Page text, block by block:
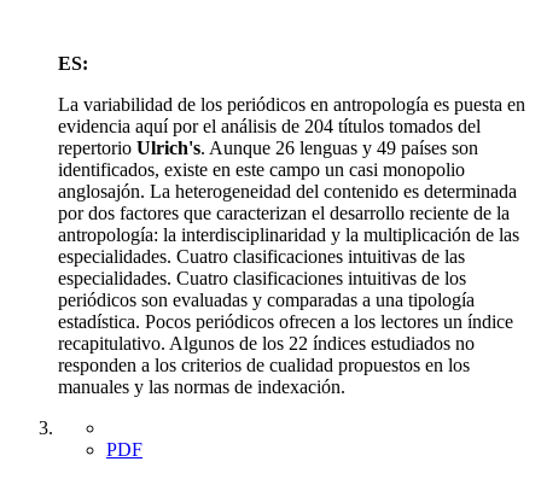
ES:
La variabilidad de los periódicos en antropología es puesta en
evidencia aquí por el análisis de 204 títulos tomados del
repertorio Ulrich's. Aunque 26 lenguas y 49 países son
identificados, existe en este campo un casi monopolio
anglosajón. La heterogeneidad del contenido es determinada
por dos factores que caracterizan el desarrollo reciente de la
antropología: la interdisciplinaridad y la multiplicación de las
especialidades. Cuatro clasificaciones intuitivas de las
especialidades. Cuatro clasificaciones intuitivas de los
periódicos son evaluadas y comparadas a una tipología
estadística. Pocos periódicos ofrecen a los lectores un índice
recapitulativo. Algunos de los 22 índices estudiados no
responden a los criterios de cualidad propuestos en los
manuales y las normas de indexación.
PDF